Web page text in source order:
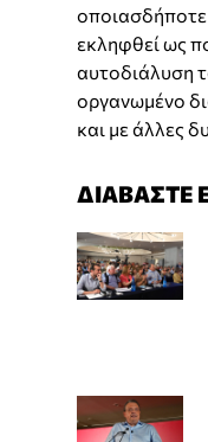
εκληφθεί ως
αυτοδιάλυση
οργανωμένο
και με άλλες
ΔΙΑΒΑΣΤΕ